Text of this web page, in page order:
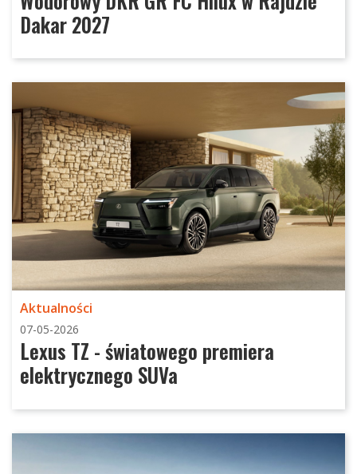
Dakar 2027
Aktualności
07-05-2026
Lexus TZ - światowego premiera
elektrycznego SUVa